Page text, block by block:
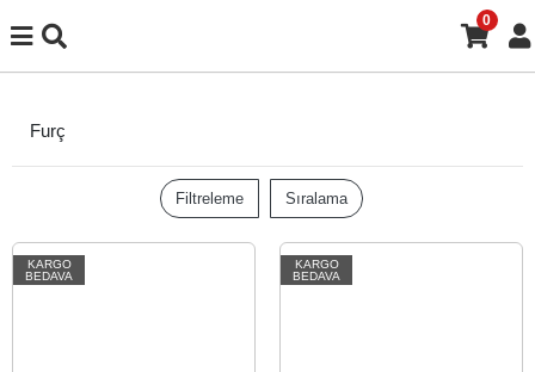
0
Furç
Filtreleme Sıralama
KARGO
BEDAVA
KARGO
BEDAVA